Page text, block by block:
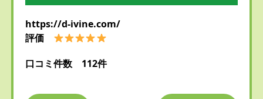
https://d-ivine.com/
評価
口コミ件数 112件